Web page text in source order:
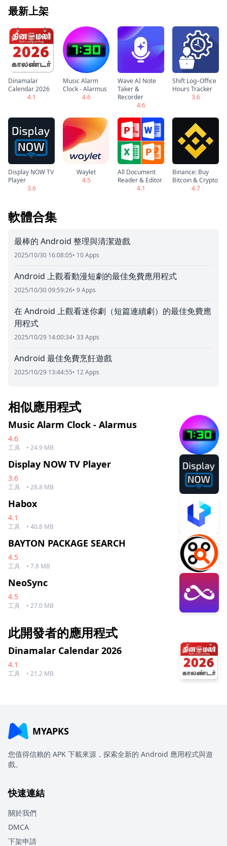
最新上架
Dinamalar
Calendar 2026
4.1
Music Alarm
Clock - Alarmus
4.6
Wave AI Note
Taker &
Recorder
4.6
Shift Log–Office
Hours Tracker
3.6
Display NOW TV
Player
3.6
Waylet
4.5
All Document
Reader & Editor
4.1
Binance: Buy
Bitcoin & Crypto
4.7
軟體合集
最棒的 Android 整理與清潔遊戲
2025/10/30 16:08:05• 10 Apps
Android 上觀看動漫短劇的最佳免費應用程式
2025/10/30 09:59:26• 9 Apps
在 Android 上觀看迷你劇（短篇連續劇）的最佳免費應
用程式
2025/10/29 14:00:34• 33 Apps
Android 最佳免費烹飪遊戲
2025/10/29 13:44:55• 12 Apps
相似應用程式
Music Alarm Clock - Alarmus
4.6
工具 • 24.9 MB
Display NOW TV Player
3.6
工具 • 28.8 MB
Habox
4.1
工具 • 40.8 MB
BAYTON PACKAGE SEARCH
4.5
工具 • 7.8 MB
NeoSync
4.5
工具 • 27.0 MB
此開發者的應用程式
Dinamalar Calendar 2026
4.1
工具 • 21.2 MB
MYAPKS
您值得信賴的 APK 下載來源，探索全新的 Android 應用程式與遊
戲。
快速連結
關於我們
DMCA
下架申請